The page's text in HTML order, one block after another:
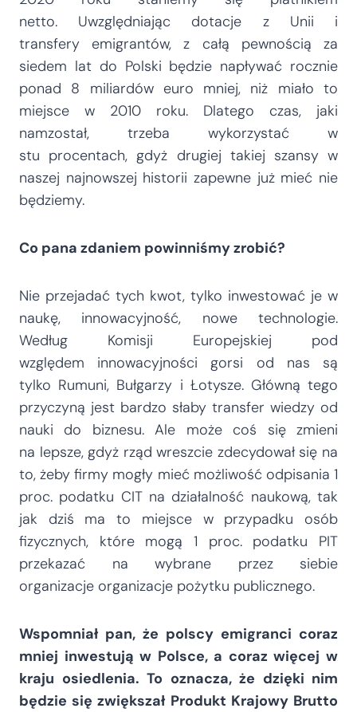
netto. Uwzględniając dotacje z Unii i
transfery emigrantów, z całą pewnością za
siedem lat do Polski będzie napływać rocznie
ponad 8 miliardów euro mniej, niż miało to
miejsce w 2010 roku. Dlatego czas, jaki
namzostał, trzeba wykorzystać w
stu procentach, gdyż drugiej takiej szansy w
naszej najnowszej historii zapewne już mieć nie
będziemy.
Co pana zdaniem powinniśmy zrobić?
Nie przejadać tych kwot, tylko inwestować je w
naukę, innowacyjność, nowe technologie.
Według Komisji Europejskiej pod
względem innowacyjności gorsi od nas są
tylko Rumuni, Bułgarzy i Łotysze. Główną tego
przyczyną jest bardzo słaby transfer wiedzy od
nauki do biznesu. Ale może coś się zmieni
na lepsze, gdyż rząd wreszcie zdecydował się na
to, żeby firmy mogły mieć możliwość odpisania 1
proc. podatku CIT na działalność naukową, tak
jak dziś ma to miejsce w przypadku osób
fizycznych, które mogą 1 proc. podatku PIT
przekazać na wybrane przez siebie
organizacje organizacje pożytku publicznego.
Wspomniał pan, że polscy emigranci coraz
mniej inwestują w Polsce, a coraz więcej w
kraju osiedlenia. To oznacza, że dzięki nim
będzie się zwiększał Produkt Krajowy Brutto